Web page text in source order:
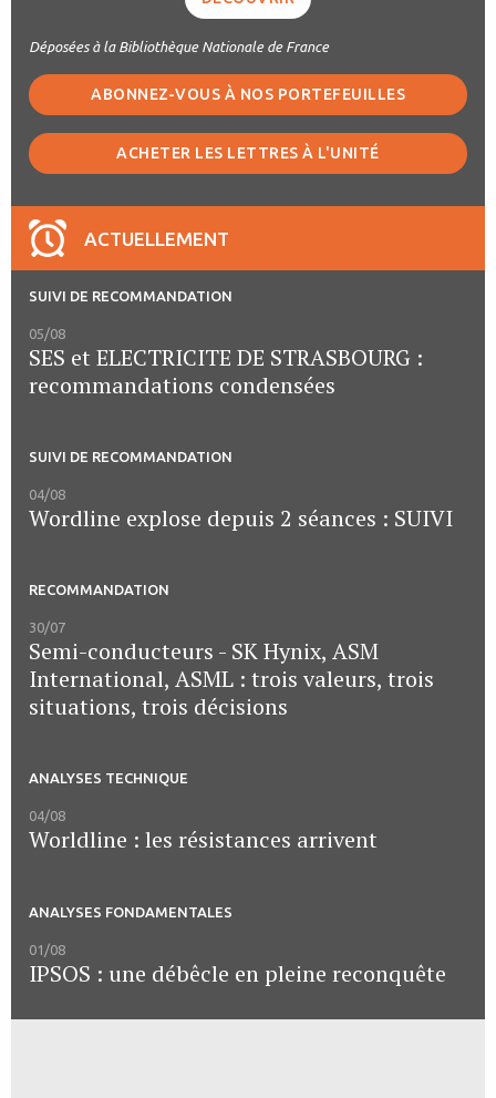
Déposées à la Bibliothèque Nationale de France
ABONNEZ-VOUS À NOS PORTEFEUILLES
ACHETER LES LETTRES À L'UNITÉ
ACTUELLEMENT
SUIVI DE RECOMMANDATION
05/08
SES et ELECTRICITE DE STRASBOURG :
recommandations condensées
SUIVI DE RECOMMANDATION
04/08
Wordline explose depuis 2 séances : SUIVI
RECOMMANDATION
30/07
Semi-conducteurs - SK Hynix, ASM
International, ASML : trois valeurs, trois
situations, trois décisions
ANALYSES TECHNIQUE
04/08
Worldline : les résistances arrivent
ANALYSES FONDAMENTALES
01/08
IPSOS : une débêcle en pleine reconquête